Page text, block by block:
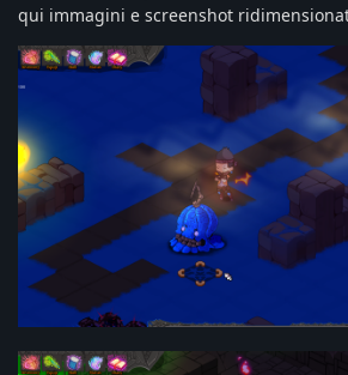
qui immagini e screenshot